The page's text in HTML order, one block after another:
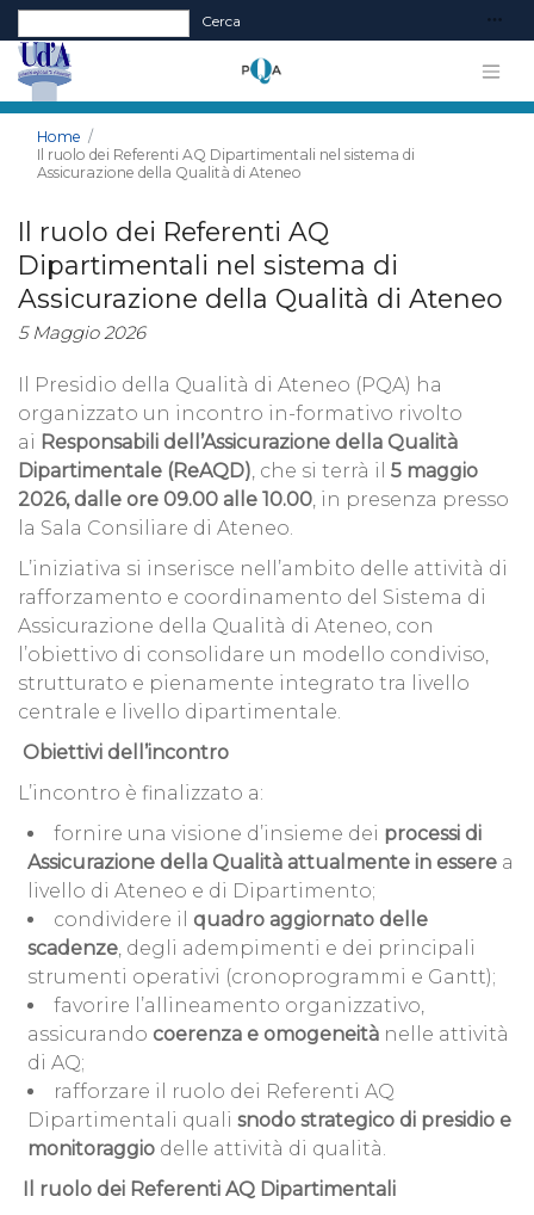
Form di ricerca
Cerca
Home
Il ruolo dei Referenti AQ Dipartimentali nel sistema di
Assicurazione della Qualità di Ateneo
Il ruolo dei Referenti AQ
Dipartimentali nel sistema di
Assicurazione della Qualità di Ateneo
5 Maggio 2026
Il Presidio della Qualità di Ateneo (PQA) ha
organizzato un incontro in-formativo rivolto
ai Responsabili dell’Assicurazione della Qualità
Dipartimentale (ReAQD), che si terrà il 5 maggio
2026, dalle ore 09.00 alle 10.00, in presenza presso
la Sala Consiliare di Ateneo.
L’iniziativa si inserisce nell’ambito delle attività di
rafforzamento e coordinamento del Sistema di
Assicurazione della Qualità di Ateneo, con
l’obiettivo di consolidare un modello condiviso,
strutturato e pienamente integrato tra livello
centrale e livello dipartimentale.
Obiettivi dell’incontro
L’incontro è finalizzato a:
fornire una visione d’insieme dei processi di
Assicurazione della Qualità attualmente in essere a
livello di Ateneo e di Dipartimento;
condividere il quadro aggiornato delle
scadenze, degli adempimenti e dei principali
strumenti operativi (cronoprogrammi e Gantt);
favorire l’allineamento organizzativo,
assicurando coerenza e omogeneità nelle attività
di AQ;
rafforzare il ruolo dei Referenti AQ
Dipartimentali quali snodo strategico di presidio e
monitoraggio delle attività di qualità.
Il ruolo dei Referenti AQ Dipartimentali